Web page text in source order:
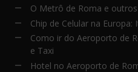
O Metrô de Roma e
Chip de Celular na
Como ir do Aeroporto de
e Taxi
Hotel no Aeroporto de